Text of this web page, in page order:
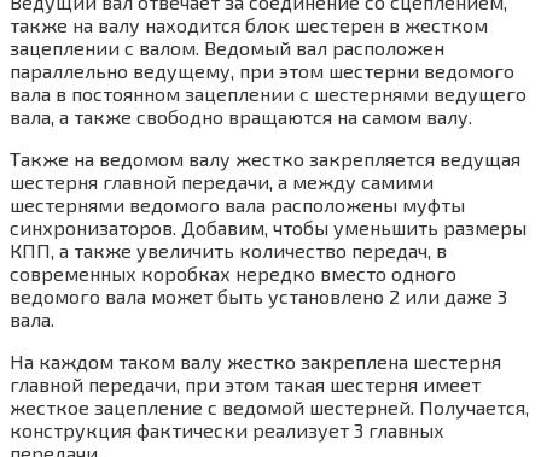
также на валу находится блок шестерен в жестком
зацеплении с валом. Ведомый вал расположен
параллельно ведущему, при этом шестерни ведомого
вала в постоянном зацеплении с шестернями ведущего
вала, а также свободно вращаются на самом валу.
Также на ведомом валу жестко закрепляется ведущая
шестерня главной передачи, а между самими
шестернями ведомого вала расположены муфты
синхронизаторов. Добавим, чтобы уменьшить размеры
КПП, а также увеличить количество передач, в
современных коробках нередко вместо одного
ведомого вала может быть установлено 2 или даже 3
вала.
На каждом таком валу жестко закреплена шестерня
главной передачи, при этом такая шестерня имеет
жесткое зацепление с ведомой шестерней. Получается,
конструкция фактически реализует 3 главных